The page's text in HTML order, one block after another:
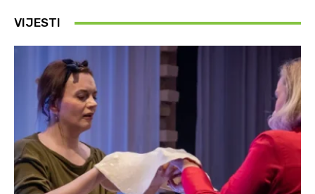
VIJESTI